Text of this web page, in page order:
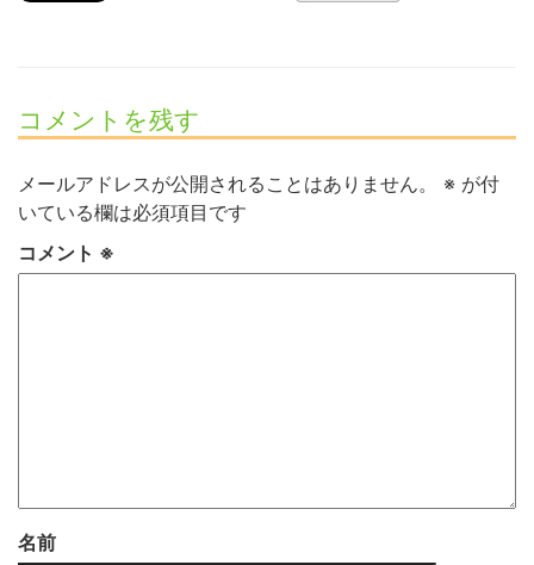
コメントを残す
メールアドレスが公開されることはありません。 ※ が付
いている欄は必須項目です
コメント ※
名前